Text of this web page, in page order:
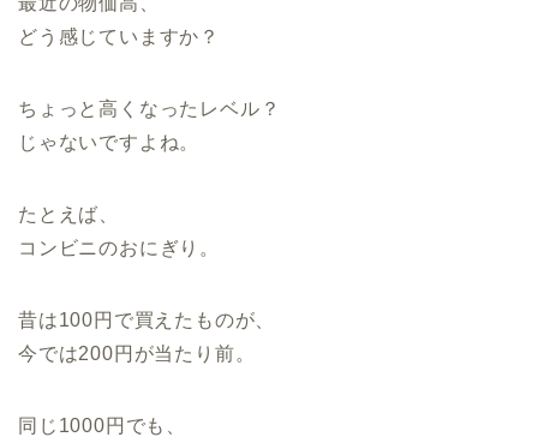
どう感じていますか？
ちょっと高くなったレベル？
じゃないですよね。
たとえば、
コンビニのおにぎり。
昔は100円で買えたものが、
今では200円が当たり前。
同じ1000円でも、